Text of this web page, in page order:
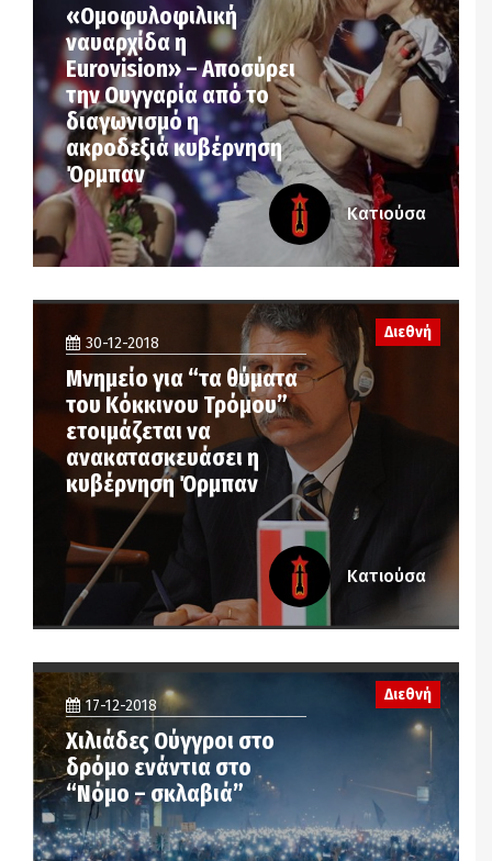
«Ομοφυλοφιλική
ναυαρχίδα η
Eurovision» – Αποσύρει
την Ουγγαρία από το
διαγωνισμό η
ακροδεξιά κυβέρνηση
Όρμπαν
Κατιούσα
30-12-2018
Μνημείο για “τα θύματα
του Κόκκινου Τρόμου”
ετοιμάζεται να
ανακατασκευάσει η
κυβέρνηση Όρμπαν
Διεθνή
Κατιούσα
17-12-2018
Χιλιάδες Ούγγροι στο
δρόμο ενάντια στο
“Νόμο – σκλαβιά”
Διεθνή